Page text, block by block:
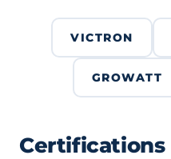
VICTRON
GROWATT
Certifications